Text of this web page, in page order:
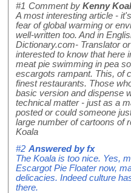
#1 Comment by Kenny
A most interesting article -
fear of global warming or
well-written too. And in
Dictionary.com- Translator
interested to know that here
meat pie swimming in pea
escargots rampant. This, of
finest restaurants. Those
basic version and dispense
technical matter - just as a
posted or could someone
large number of cartoons of
Koala
#2 Answered byfx
The Koala is too nice. Yes,
Escargot Pie Floater now,
delicacies. Indeed culture
there.